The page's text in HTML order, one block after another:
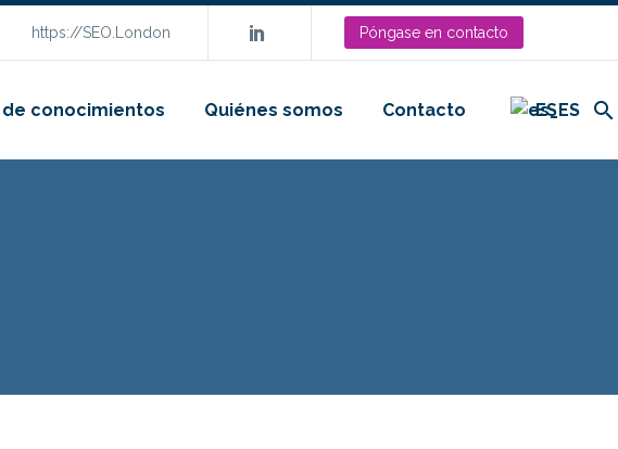
https://SEO.London Póngase en contacto
conocimientos Quiénes somos Contacto ES